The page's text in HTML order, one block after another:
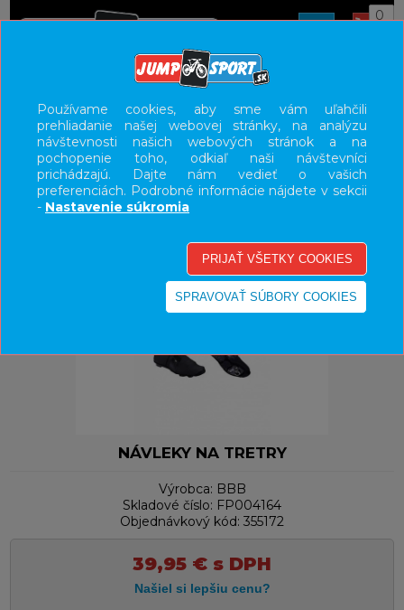
0
UŽÍVATEĽSKÝ PANEL
KATEGÓRIE
HLAVNÉ MENU
NÁVLEKY NA TRETRY
Výrobca: BBB
Skladové číslo: FP004164
Objednávkový kód: 355172
39,95 € s DPH
Používame cookies, aby sme vám uľahčili
prehliadanie našej webovej stránky, na analýzu
návštevnosti našich webových stránok a na
pochopenie toho, odkiaľ naši návštevníci
prichádzajú. Dajte nám vedieť o vašich
preferenciách. Podrobné informácie nájdete v sekcii
- Nastavenie súkromia